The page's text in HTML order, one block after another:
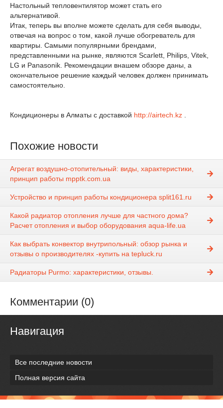
Настольный тепловентилятор может стать его
альтернативой.
Итак, теперь вы вполне можете сделать для себя выводы,
отвечая на вопрос о том, какой лучше обогреватель для
квартиры. Самыми популярными брендами,
представленными на рынке, являются Scarlett, Philips, Vitek,
LG и Panasonik. Рекомендации внашем обзоре даны, а
окончательное решение каждый человек должен принимать
самостоятельно.
Кондиционеры в Алматы с доставкой http://airtech.kz
Похожие новости
Агрегат воздушно-отопительный: виды, характеристики,
принцип работы mpptk.com.ua
Устройство и принцип работы кондиционера split161.ru
Какой радиатор отопления лучше для частного дома?
Расчет отопления и выбор оборудования aqua-life.ua
Как выбрать конвектор внутрипольный: обзор рынка и
отзывы о производителях -купить на tepluck.ru
Радиаторы Purmo: характеристики, отзывы.
Комментарии (0)
Навигация
Все последние новости
Полная версия сайта